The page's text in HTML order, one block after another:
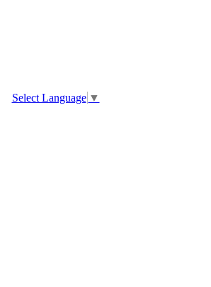
Select Language ▼